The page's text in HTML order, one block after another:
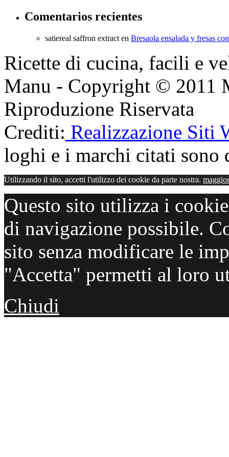
Comentarios recientes
satiereal saffron extract en Bresaola ensalada y fresas
Ricette di cucina, facili e
Manu - Copyright © 2011
Riproduzione Riservata
Crediti: Realizzazione Siti
loghi e i marchi citati
Utilizzando il sito, accetti l'utilizzo dei cookie da parte nostra.
Questo sito utilizza i
di navigazione possibile.
sito senza modificare le
"Accetta" permetti al loro
Chiudi